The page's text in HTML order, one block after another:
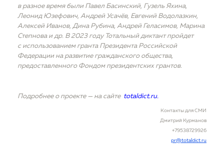
в разное время были Павел Басинский, Гузель Яхина,
Леонид Юзефович, Андрей Усачёв, Евгений Водолазкин,
Алексей Иванов, Дина Рубина, Андрей Геласимов, Марина
Степнова и др. В 2023 году Тотальный диктант пройдет
с использованием гранта Президента Российской
Федерации на развитие гражданского общества,
предоставленного Фондом президентских грантов.
Подробнее о проекте — на сайте totaldict.ru.
Контакты для СМИ
Дмитрий Курманов
+79538729926
pr@totaldict.ru